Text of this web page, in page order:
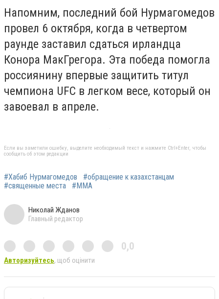
Напомним, последний бой Нурмагомедов
провел 6 октября, когда в четвертом
раунде заставил сдаться ирландца
Конора МакГрегора. Эта победа помогла
россиянину впервые защитить титул
чемпиона UFC в легком весе, который он
завоевал в апреле.
Если вы заметили ошибку, выделите необходимый текст и нажмите Ctrl+Enter, чтобы
сообщить об этом редакции
#Хабиб Нурмагомедов
#обращение к казахстанцам
#священные места
#ММА
Николай Жданов
Главный редактор
0,0
Авторизуйтесь, щоб оцінити